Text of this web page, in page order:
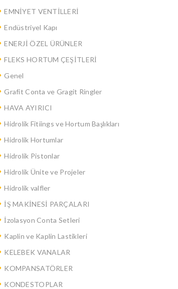
EMNİYET VENTİLLERİ
Endüstriyel Kapı
ENERJİ ÖZEL ÜRÜNLER
FLEKS HORTUM ÇEŞİTLERİ
Genel
Grafit Conta ve Gragit Ringler
HAVA AYIRICI
Hidrolik Fitiings ve Hortum Başlıkları
Hidrolik Hortumlar
Hidrolik Pistonlar
Hidrolik Ünite ve Projeler
Hidrolik valfler
İŞ MAKİNESİ PARÇALARI
İzolasyon Conta Setleri
Kaplin ve Kaplin Lastikleri
KELEBEK VANALAR
KOMPANSATÖRLER
KONDESTOPLAR